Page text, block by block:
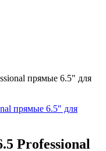
прямые 6.5" для
Professional